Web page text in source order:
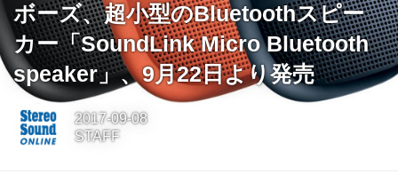
ボーズ、超小型のBluetoothスピー
カー「SoundLink Micro Bluetooth
speaker」、9月22日より発売
2017-09-08
STAFF